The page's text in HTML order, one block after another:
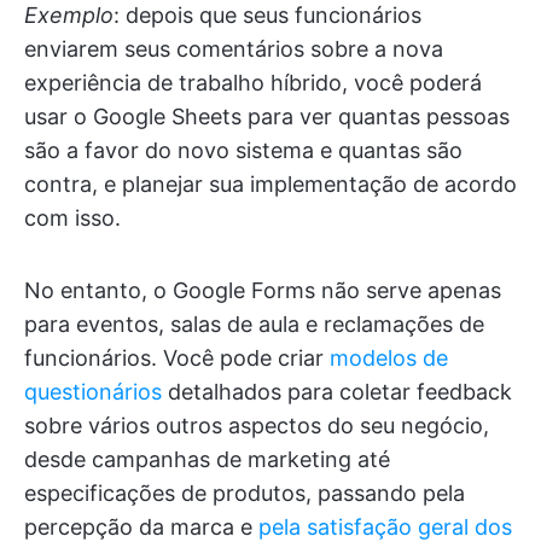
Exemplo: depois que seus funcionários
enviarem seus comentários sobre a nova
experiência de trabalho híbrido, você poderá
usar o Google Sheets para ver quantas pessoas
são a favor do novo sistema e quantas são
contra, e planejar sua implementação de acordo
com isso.
No entanto, o Google Forms não serve apenas
para eventos, salas de aula e reclamações de
funcionários. Você pode criar modelos de
questionários detalhados para coletar feedback
sobre vários outros aspectos do seu negócio,
desde campanhas de marketing até
especificações de produtos, passando pela
percepção da marca e pela satisfação geral dos